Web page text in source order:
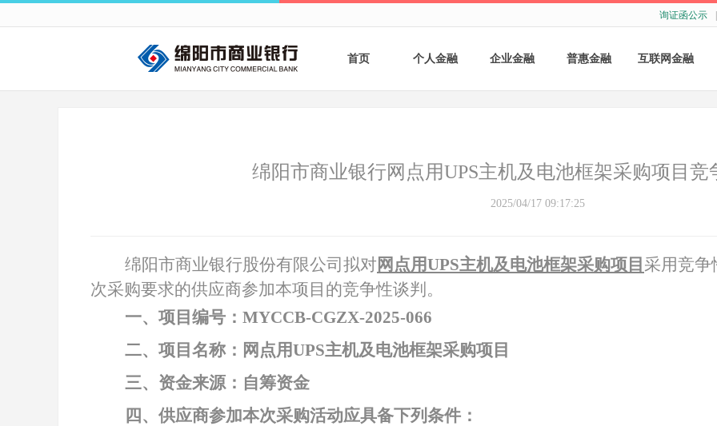
询证函公示
首页 个人金融
财富管理
企业金融
票据融资
担保与承诺
普惠金融 互联网金融
绵阳市商业银行网点用UPS主机及电池框架采购项目竞
2025/04/17 09:17:25
绵阳市商业银行股份有限公司拟对 网点用UPS主机及电池框架采购项目 采用竞争
次采购要求的供应商参加本项目的竞争性谈判。
一、项目编号： MYCCB-CGZX-2025-066
二、项目名称：网点用UPS主机及电池框架采购项目
三、资金来源：自筹资金
四、供应商参加本次采购活动应具备下列条件：